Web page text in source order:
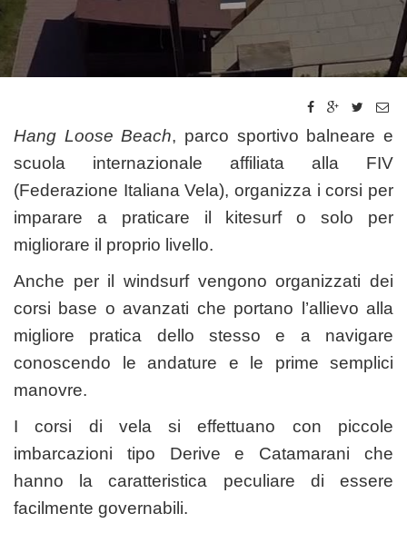
Hang Loose Beach, parco sportivo balneare e
scuola internazionale affiliata alla FIV
(Federazione Italiana Vela), organizza i corsi per
imparare a praticare il kitesurf o solo per
migliorare il proprio livello.
Anche per il windsurf vengono organizzati dei
corsi base o avanzati che portano l’allievo alla
migliore pratica dello stesso e a navigare
conoscendo le andature e le prime semplici
manovre.
I corsi di vela si effettuano con piccole
imbarcazioni tipo Derive e Catamarani che
hanno la caratteristica peculiare di essere
facilmente governabili.